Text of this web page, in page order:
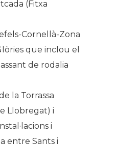
(Fitxa
Cornellà-Zona
que inclou el
de rodalia
la Torrassa
Llobregat) i
i
entre Sants i